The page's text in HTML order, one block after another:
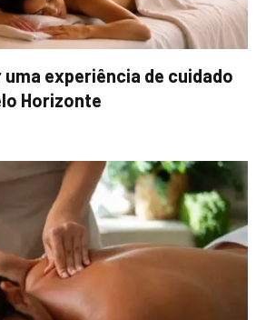
experiência de cuidado
Horizonte